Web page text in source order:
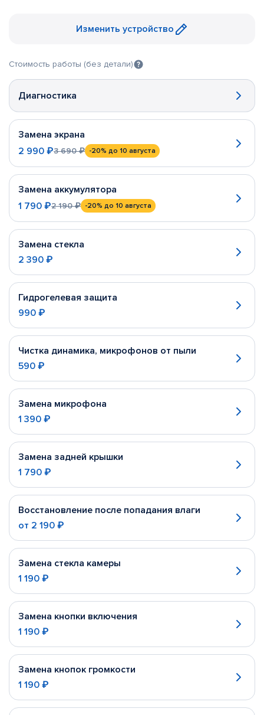
Изменить устройство
Стоимость работы (без детали)
Диагностика
Замена экрана
2 990 ₽3 690 ₽ -20% до 10 августа
Замена аккумулятора
1 790 ₽2 190 ₽ -20% до 10 августа
Замена стекла
2 390 ₽
Гидрогелевая защита
990 ₽
Чистка динамика, микрофонов от пыли
590 ₽
Замена микрофона
1 390 ₽
Замена задней крышки
1 790 ₽
Восстановление после попадания влаги
от 2 190 ₽
Замена стекла камеры
1 190 ₽
Замена кнопки включения
1 190 ₽
Замена кнопок громкости
1 190 ₽